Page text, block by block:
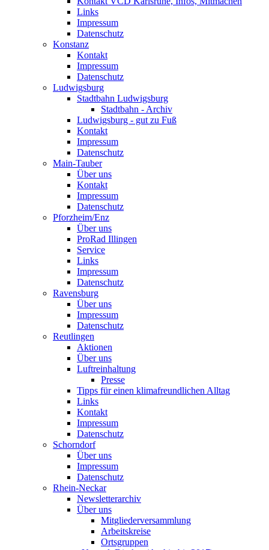
Links
Impressum
Datenschutz
Konstanz
Kontakt
Impressum
Datenschutz
Ludwigsburg
Stadtbahn Ludwigsburg
Stadtbahn - Archiv
Ludwigsburg - gut zu Fuß
Kontakt
Impressum
Datenschutz
Main-Tauber
Über uns
Kontakt
Impressum
Datenschutz
Pforzheim/Enz
Über uns
ProRad Illingen
Service
Links
Impressum
Datenschutz
Ravensburg
Über uns
Impressum
Datenschutz
Reutlingen
Aktionen
Über uns
Luftreinhaltung
Presse
Tipps für einen klimafreundlichen Alltag
Links
Kontakt
Impressum
Datenschutz
Schorndorf
Über uns
Impressum
Datenschutz
Rhein-Neckar
Newsletterarchiv
Über uns
Mitgliederversammlung
Arbeitskreise
Ortsgruppen